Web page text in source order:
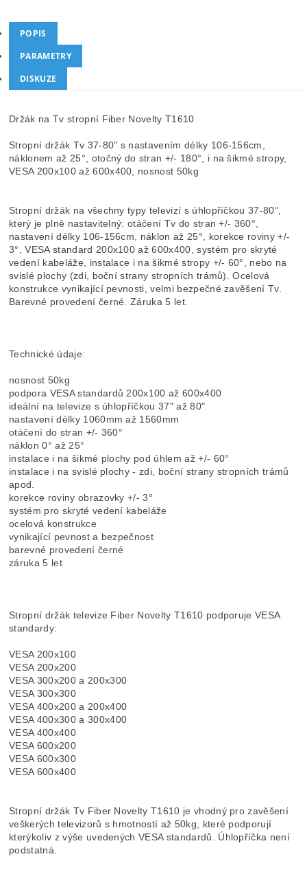
POPIS
PARAMETRY
DISKUZE
Držák na Tv stropní Fiber Novelty T1610
Stropní držák Tv 37-80" s nastavením délky 106-156cm,
náklonem až 25°, otočný do stran +/- 180°, i na šikmé stropy,
VESA 200x100 až 600x400, nosnost 50kg
Stropní držák na všechny typy televizí s úhlopříčkou 37-80",
který je plně nastavitelný: otáčení Tv do stran +/- 360°,
nastavení délky 106-156cm, náklon až 25°, korekce roviny +/-
3°, VESA standard 200x100 až 600x400, systém pro skryté
vedení kabeláže, instalace i na šikmé stropy +/- 60°, nebo na
svislé plochy (zdi, boční strany stropních trámů). Ocelová
konstrukce vynikající pevnosti, velmi bezpečné zavěšení Tv.
Barevné provedení černé. Záruka 5 let.
Technické údaje:
nosnost 50kg
podpora VESA standardů 200x100 až 600x400
ideální na televize s úhlopříčkou 37" až 80"
nastavení délky 1060mm až 1560mm
otáčení do stran +/- 360°
náklon 0° až 25°
instalace i na šikmé plochy pod úhlem až +/- 60°
instalace i na svislé plochy - zdi, boční strany stropních trámů
apod.
korekce roviny obrazovky +/- 3°
systém pro skryté vedení kabeláže
ocelová konstrukce
vynikající pevnost a bezpečnost
barevné provedení černé
záruka 5 let
Stropní držák televize Fiber Novelty T1610 podporuje VESA
standardy:
VESA 200x100
VESA 200x200
VESA 300x200 a 200x300
VESA 300x300
VESA 400x200 a 200x400
VESA 400x300 a 300x400
VESA 400x400
VESA 600x200
VESA 600x300
VESA 600x400
Stropní držák Tv Fiber Novelty T1610 je vhodný pro zavěšení
veškerých televizorů s hmotností až 50kg, které podporují
kterýkoliv z výše uvedených VESA standardů. Úhlopříčka není
podstatná.